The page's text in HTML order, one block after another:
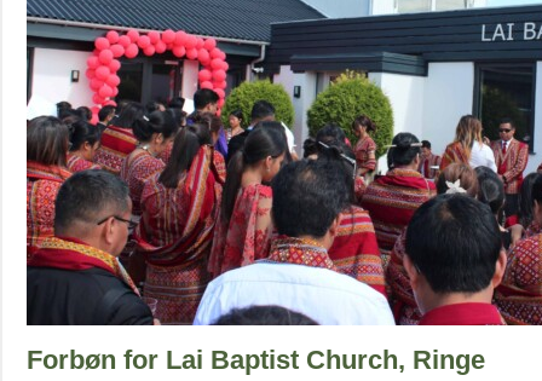
Forbøn for Lai Baptist Church, Ringe